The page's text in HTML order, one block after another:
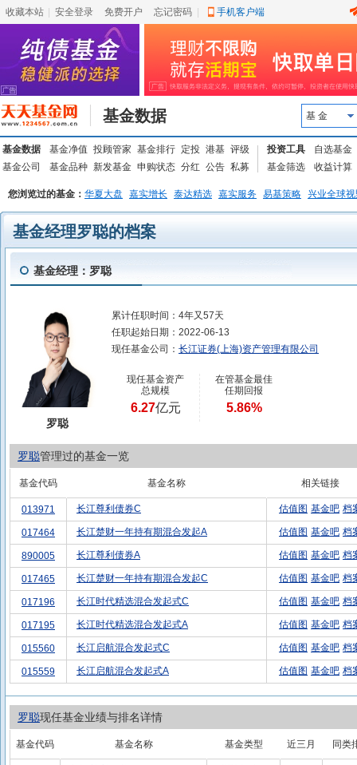
收藏本站 安全登录 免费开户 忘记密码 手机客户端
基金数据 基 金
基金数据 基金净值 投顾管家 基金排行 定投 港基 评级
基金公司
基金品种 新发基金 申购状态 分红 公告 私募
投资工具
自选基金
基金筛选
收益计算
您浏览过的基金： 华夏大盘 嘉实增长 泰达精选 嘉实服务 易基策略 兴业全球
基金经理罗聪的档案
基金经理：罗聪
罗聪
累计任职时间： 4年又57天
任职起始日期： 2022-06-13
现任基金公司： 长江证券(上海)资产管理有限公司
现任基金资产
总规模
6.27亿元
在管基金最佳
任期回报
5.86%
罗聪管理过的基金一览
基金代码 基金名称 相关链接
013971 长江尊利债券C 估值图 基金吧 档
017464 长江楚财一年持有期混合发起A 估值图 基金吧 档
890005 长江尊利债券A 估值图 基金吧 档
017465 长江楚财一年持有期混合发起C 估值图 基金吧 档
017196 长江时代精选混合发起式C 估值图 基金吧 档
017195 长江时代精选混合发起式A 估值图 基金吧 档
015560 长江启航混合发起式C 估值图 基金吧 档
015559 长江启航混合发起式A 估值图 基金吧 档
罗聪现任基金业绩与排名详情
基金代码 基金名称 基金类型 近三月 同类